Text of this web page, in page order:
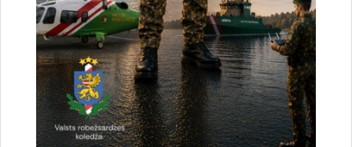
Izmanto Google Analytics, lai samazinātu
pieprasījuma līmeni.
1 minūte
_gid